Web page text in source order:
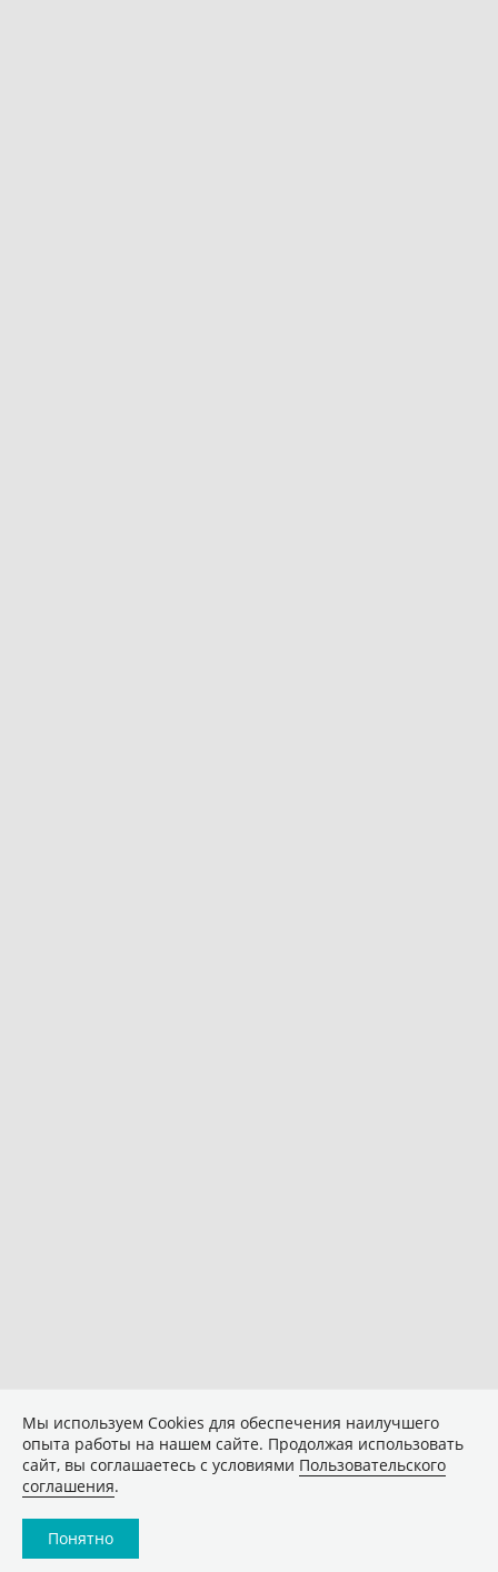
Мы используем Сookies для обеспечения наилучшего
опыта работы на нашем сайте. Продолжая использовать
сайт, вы соглашаетесь с условиями Пользовательского
соглашения.
Понятно